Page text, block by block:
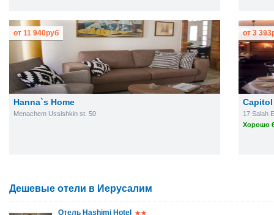
Hanna`s Home
Menachem Ussishkin st. 50
от 11 940руб
17 Salah
Хорошо
от 3 393
Дешевые отели в Иерусалим
Отель Hashimi Hotel